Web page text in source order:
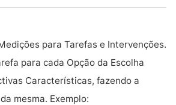
para Tarefas e Intervenções.
para cada Opção da Escolha
Características, fazendo a
mesma. Exemplo: